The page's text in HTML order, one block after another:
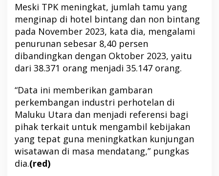
Meski TPK meningkat, jumlah tamu yang
menginap di hotel bintang dan non bintang
pada November 2023, kata dia, mengalami
penurunan sebesar 8,40 persen
dibandingkan dengan Oktober 2023, yaitu
dari 38.371 orang menjadi 35.147 orang.
“Data ini memberikan gambaran
perkembangan industri perhotelan di
Maluku Utara dan menjadi referensi bagi
pihak terkait untuk mengambil kebijakan
yang tepat guna meningkatkan kunjungan
wisatawan di masa mendatang,” pungkas
dia.(red)